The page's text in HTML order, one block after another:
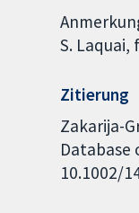
S.
Zitierung
Zakarija-
Database
10.1002/